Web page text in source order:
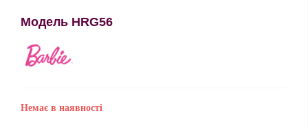
Модель HRG56
Немає в наявності